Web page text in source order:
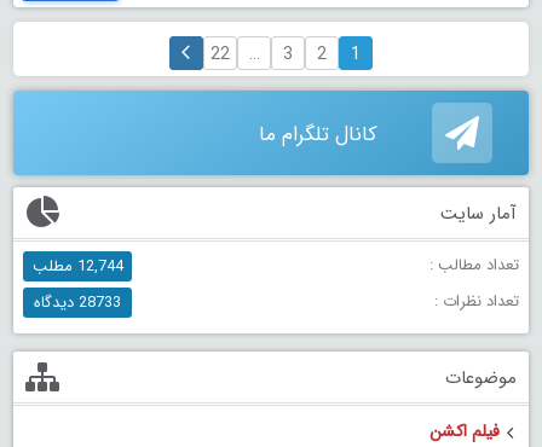
1
2
3
…
22
کانال تلگرام ما
آمار سایت
تعداد مطالب :
12,744 مطلب
تعداد نظرات :
28733 دیدگاه
موضوعات
فیلم اکشن